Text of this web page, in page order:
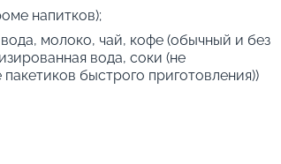
напитков);
молоко, чай, кофе (обычный и без
вода, соки (не
быстрого приготовления))